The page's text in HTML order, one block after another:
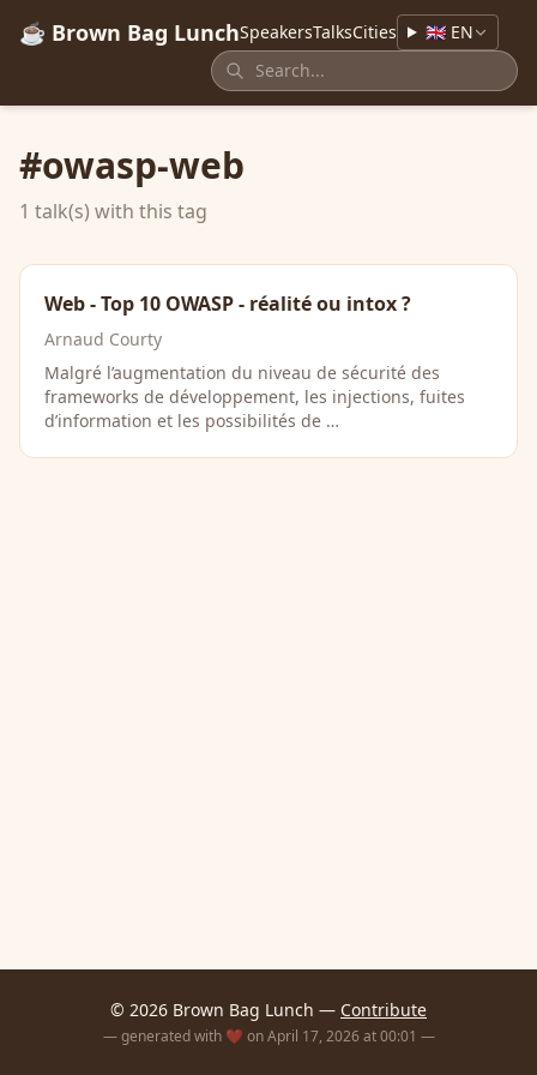
☕ Brown Bag LunchSpeakersTalksCities 🇬🇧 EN
#owasp-web
1 talk(s) with this tag
Web - Top 10 OWASP - réalité ou intox ?
Arnaud Courty
Malgré l’augmentation du niveau de sécurité des
frameworks de développement, les injections, fuites
d’information et les possibilités de …
© 2026 Brown Bag Lunch — Contribute
— generated with ❤️ on April 17, 2026 at 00:01 —